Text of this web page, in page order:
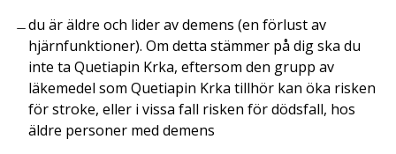
du är äldre och lider av demens (en förlust av
hjärnfunktioner). Om detta stämmer på dig ska du
inte ta Quetiapin Krka, eftersom den grupp av
läkemedel som Quetiapin Krka tillhör kan öka risken
för stroke, eller i vissa fall risken för dödsfall, hos
äldre personer med demens